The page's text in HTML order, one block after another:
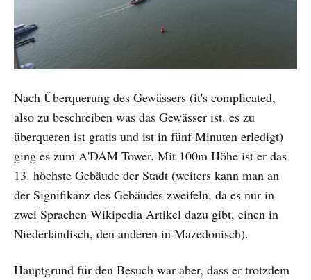
Nach Überquerung des Gewässers (it's complicated,
also zu beschreiben was das Gewässer ist. es zu
überqueren ist gratis und ist in fünf Minuten erledigt)
ging es zum A'DAM Tower. Mit 100m Höhe ist er das
13. höchste Gebäude der Stadt (weiters kann man an
der Signifikanz des Gebäudes zweifeln, da es nur in
zwei Sprachen Wikipedia Artikel dazu gibt, einen in
Niederländisch, den anderen in Mazedonisch).
Hauptgrund für den Besuch war aber, dass er trotzdem